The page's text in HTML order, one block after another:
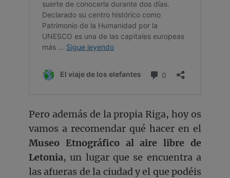
Pero además de la propia Riga, hoy os
vamos a recomendar qué hacer en el
Museo Etnográfico al aire libre de
Letonia, un lugar que se encuentra a
las afueras de la ciudad y el que podéis